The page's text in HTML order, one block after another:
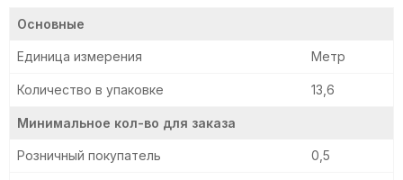
Основные
Единица измерения Метр
Количество в упаковке 13,6
Минимальное кол-во для заказа
Розничный покупатель 0,5